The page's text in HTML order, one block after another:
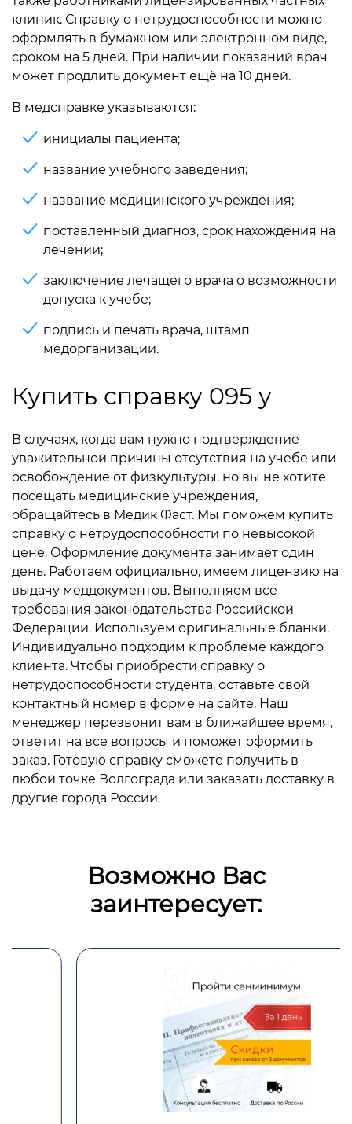
клиник. Справку о нетрудоспособности можно
оформлять в бумажном или электронном виде,
сроком на 5 дней. При наличии показаний врач
может продлить документ ещё на 10 дней.
В медсправке указываются:
инициалы пациента;
название учебного заведения;
название медицинского учреждения;
поставленный диагноз, срок нахождения на
лечении;
заключение лечащего врача о возможности
допуска к учебе;
подпись и печать врача, штамп
медорганизации.
Купить справку 095 у
В случаях, когда вам нужно подтверждение
уважительной причины отсутствия на учебе или
освобождение от физкультуры, но вы не хотите
посещать медицинские учреждения,
обращайтесь в Медик Фаст. Мы поможем купить
справку о нетрудоспособности по невысокой
цене. Оформление документа занимает один
день. Работаем официально, имеем лицензию на
выдачу меддокументов. Выполняем все
требования законодательства Российской
Федерации. Используем оригинальные бланки.
Индивидуально подходим к проблеме каждого
клиента. Чтобы приобрести справку о
нетрудоспособности студента, оставьте свой
контактный номер в форме на сайте. Наш
менеджер перезвонит вам в ближайшее время,
ответит на все вопросы и поможет оформить
заказ. Готовую справку сможете получить в
любой точке Волгограда или заказать доставку в
другие города России.
Возможно Вас
заинтересует: